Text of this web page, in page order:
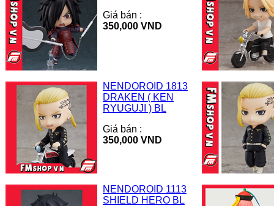
Giá bán :
350,000 VND
NENDOROID 1813
DRAKEN ( KEN
RYUGUJI ) BL
Giá bán :
350,000 VND
NENDOROID 1113
SHIELD HERO BL